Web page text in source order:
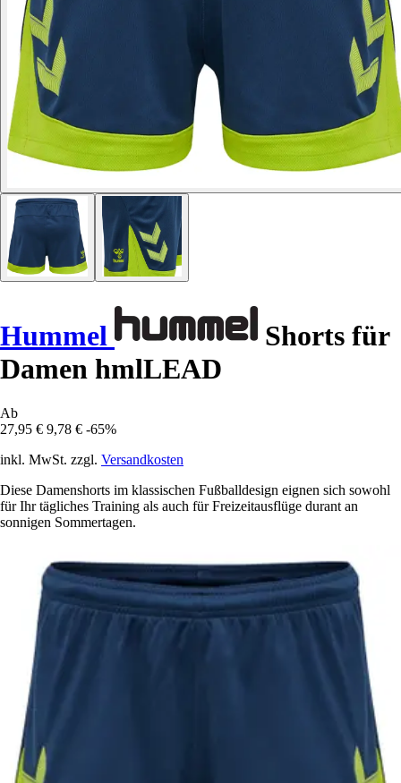
Hummel
Shorts für
Damen hmlLEAD
Ab
27,95 € 9,78 € -65%
inkl. MwSt. zzgl. Versandkosten
Diese Damenshorts im klassischen Fußballdesign eignen sich sowohl
für Ihr tägliches Training als auch für Freizeitausflüge durant an
sonnigen Sommertagen.